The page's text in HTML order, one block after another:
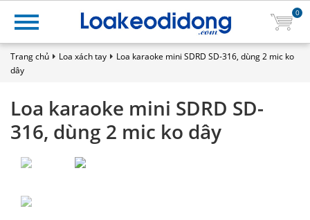
0
Trang chủ Loa xách tay
Loa karaoke mini SDRD SD-316, dùng 2 mic ko
dây
Loa karaoke mini SDRD SD-
316, dùng 2 mic ko dây